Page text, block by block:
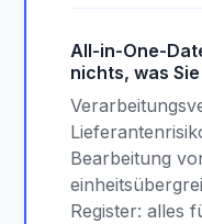
All-in-One-
nichts, was
Bearbeitung
Register: alles